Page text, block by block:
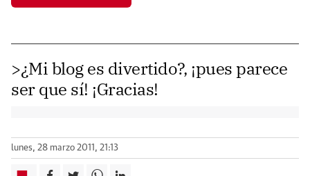
>¿Mi blog es divertido?, ¡pues parece
ser que sí! ¡Gracias!
lunes, 28 marzo 2011, 21:13